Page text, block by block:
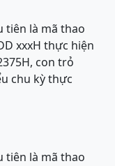
tiên là mã thao
xxxH thực hiện
con trỏ
chu kỳ thực
tiên là mã thao